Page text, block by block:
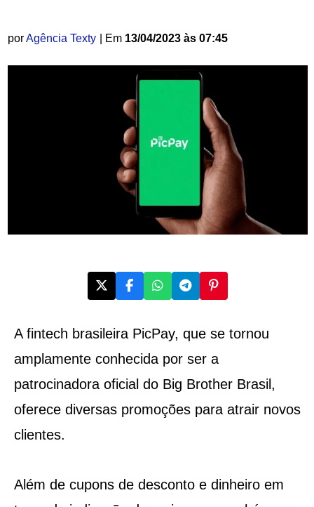
porAgência Texty | Em 13/04/2023 às 07:45
A fintech brasileira PicPay, que se tornou
amplamente conhecida por ser a
patrocinadora oficial do Big Brother Brasil,
oferece diversas promoções para atrair novos
clientes.
Além de cupons de desconto e dinheiro em